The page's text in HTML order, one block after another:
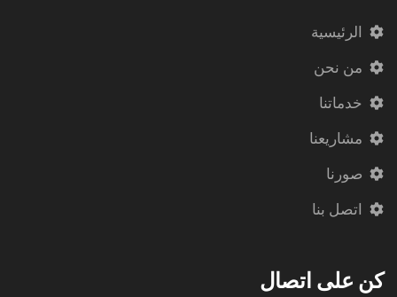
الرئيسية
من نحن
خدماتنا
مشاريعنا
صورنا
اتصل بنا
كن على اتصال